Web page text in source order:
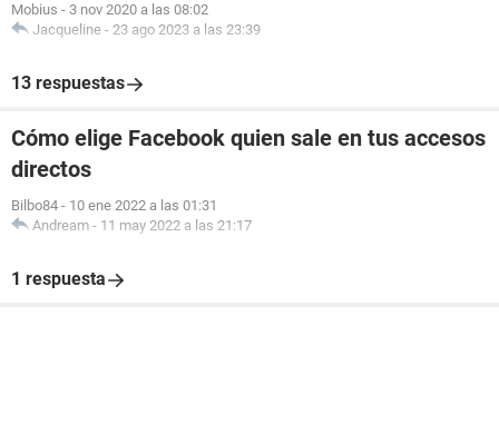
Mobius - 3 nov 2020 a las 08:02
Jacqueline - 23 ago 2023 a las 23:39
13 respuestas
Cómo elige Facebook quien sale en tus accesos
directos
Bilbo84 - 10 ene 2022 a las 01:31
Andream - 11 may 2022 a las 21:17
1 respuesta